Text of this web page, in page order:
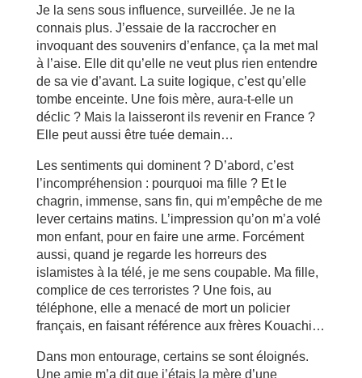
Je la sens sous influence, surveillée. Je ne la
connais plus. J’essaie de la raccrocher en
invoquant des souvenirs d’enfance, ça la met mal
à l’aise. Elle dit qu’elle ne veut plus rien entendre
de sa vie d’avant. La suite logique, c’est qu’elle
tombe enceinte. Une fois mère, aura-t-elle un
déclic ? Mais la laisseront ils revenir en France ?
Elle peut aussi être tuée demain…
Les sentiments qui dominent ? D’abord, c’est
l’incompréhension : pourquoi ma fille ? Et le
chagrin, immense, sans fin, qui m’empêche de me
lever certains matins. L’impression qu’on m’a volé
mon enfant, pour en faire une arme. Forcément
aussi, quand je regarde les horreurs des
islamistes à la télé, je me sens coupable. Ma fille,
complice de ces terroristes ? Une fois, au
téléphone, elle a menacé de mort un policier
français, en faisant référence aux frères Kouachi…
Dans mon entourage, certains se sont éloignés.
Une amie m’a dit que j’étais la mère d’une